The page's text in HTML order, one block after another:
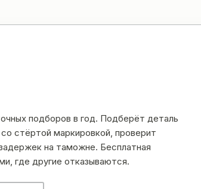
подборов в год. Подберёт деталь
стёртой маркировкой, проверит
на таможне. Бесплатная
где другие отказываются.